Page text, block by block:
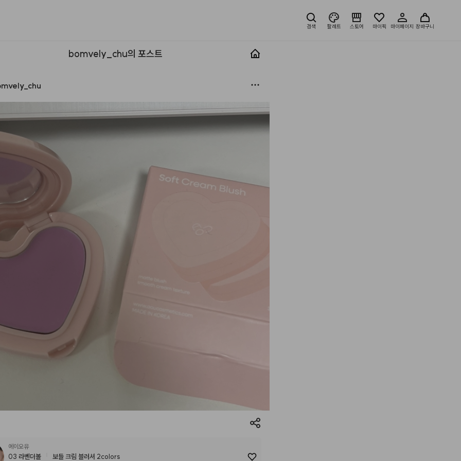
검색 팔레트 스토어 마이픽 마이페이지 장바구니
bomvely_chu의 포스트
chu
에이오유
03 라벤더볼 보들 크림 블러셔 2colors